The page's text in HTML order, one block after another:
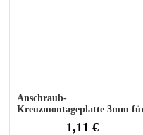
Anschraub-
Kreuzmontageplatte 3mm
1,11 €